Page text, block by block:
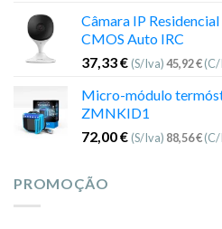
Câmara IP
CMOS Auto IRC
37,33€ (S/Iva)45,92€
Micro-módulo
ZMNKID1
72,00€ (S/Iva) 88,56€
PROMOÇÃO